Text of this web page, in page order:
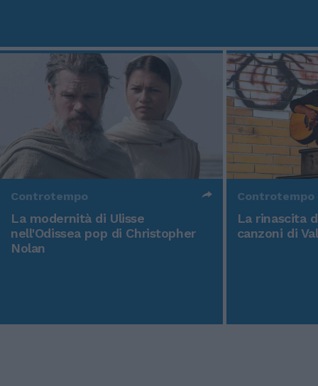
Controtempo
La modernità di Ulisse
nell'Odissea pop di Christopher
Nolan
Controtempo
La rinascita
canzoni di